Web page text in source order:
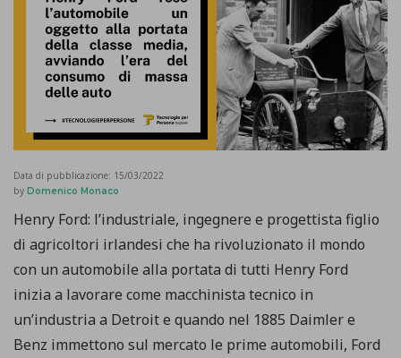
Data di pubblicazione: 15/03/2022
by Domenico Monaco
Henry Ford: l’industriale, ingegnere e progettista figlio
di agricoltori irlandesi che ha rivoluzionato il mondo
con un automobile alla portata di tutti Henry Ford
inizia a lavorare come macchinista tecnico in
un’industria a Detroit e quando nel 1885 Daimler e
Benz immettono sul mercato le prime automobili, Ford